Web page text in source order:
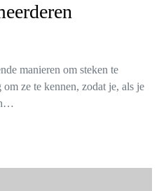
manieren om steken te
ze te kennen, zodat je, als je